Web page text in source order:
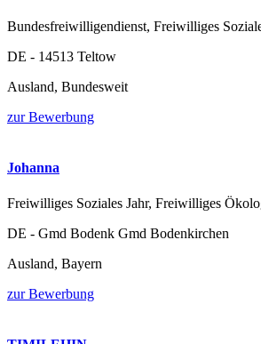
Bundesfreiwilligendienst, Freiwilliges
DE - 14513 Teltow
Ausland, Bundesweit
zur Bewerbung
Johanna
Freiwilliges Soziales Jahr, Freiwilliges
DE - Gmd Bodenk Gmd Bodenkirchen
Ausland, Bayern
zur Bewerbung